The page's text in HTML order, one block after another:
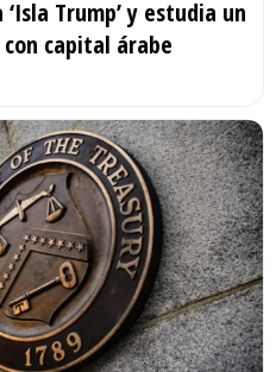
Trump’ y estudia un
capital árabe